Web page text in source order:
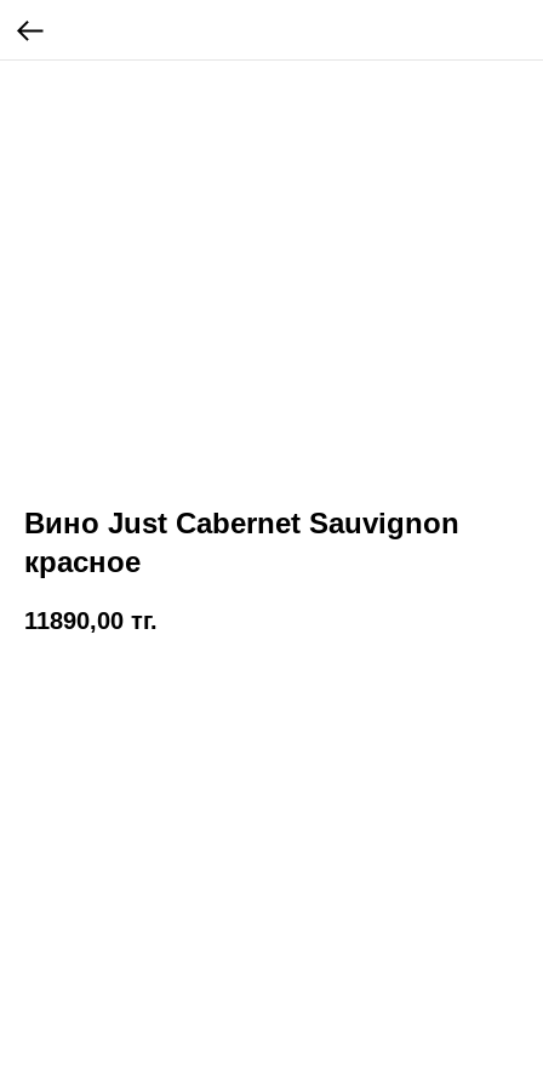
Вино Just Cabernet Sauvignon
красное
11890,00 тг.